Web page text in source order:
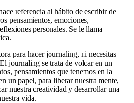
referencia al hábito de escribir de
pensamientos, emociones,
personales. Se le llama
para hacer journaling, ni necesitas
journaling se trata de volcar en un
pensamientos que tenemos en la
un papel, para liberar nuestra mente,
nuestra creatividad y desarrollar una
vida.